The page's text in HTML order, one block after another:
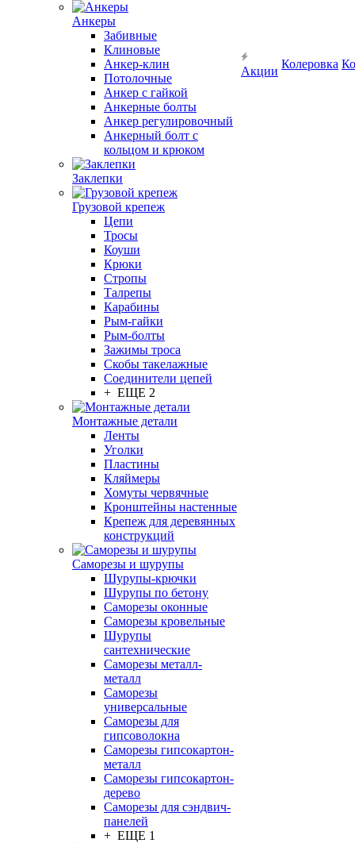
Анкеры
Забивные
Клиновые
Анкер-клин
Потолочные
Анкер с гайкой
Анкерные болты
Анкер регулировочный
Анкерный болт с
кольцом и крюком
Заклепки
Грузовой крепеж
Цепи
Тросы
Коуши
Крюки
Стропы
Талрепы
Карабины
Рым-гайки
Рым-болты
Зажимы троса
Скобы такелажные
Соединители цепей
+ ЕЩЕ 2
Монтажные детали
Ленты
Уголки
Пластины
Кляймеры
Хомуты червячные
Кронштейны настенные
Крепеж для деревянных
конструкций
Саморезы и шурупы
Шурупы-крючки
Шурупы по бетону
Саморезы оконные
Саморезы кровельные
Шурупы
сантехнические
Саморезы металл-
металл
Саморезы
универсальные
Саморезы для
гипсоволокна
Саморезы гипсокартон-
металл
Саморезы гипсокартон-
дерево
Саморезы для сэндвич-
панелей
+ ЕЩЕ 1
Акции
Колеровка